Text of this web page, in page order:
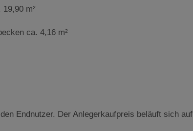
m²
ca. 4,16 m²
Endnutzer. Der Anlegerkaufpreis beläuft sich auf